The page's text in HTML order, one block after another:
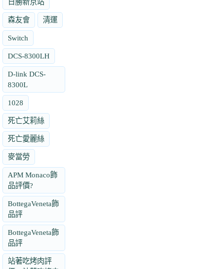
日勝新京站
森友會 清運
Switch
DCS-8300LH
D-link DCS-
8300L
1028
死亡艾莉絲
死亡愛麗絲
麥當勞
APM Monaco飾
品評價?
BottegaVeneta飾
品評
BottegaVeneta飾
品評
站著吃烤肉評